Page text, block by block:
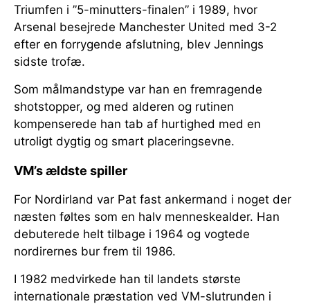
Triumfen i ”5-minutters-finalen” i 1989, hvor
Arsenal besejrede Manchester United med 3-2
efter en forrygende afslutning, blev Jennings
sidste trofæ.
Som målmandstype var han en fremragende
shotstopper, og med alderen og rutinen
kompenserede han tab af hurtighed med en
utroligt dygtig og smart placeringsevne.
VM’s ældste spiller
For Nordirland var Pat fast ankermand i noget der
næsten føltes som en halv menneskealder. Han
debuterede helt tilbage i 1964 og vogtede
nordirernes bur frem til 1986.
I 1982 medvirkede han til landets største
internationale præstation ved VM-slutrunden i